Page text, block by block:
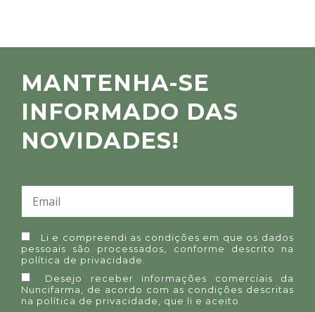
MANTENHA-SE
INFORMADO DAS
NOVIDADES!
Li e compreendi as condições em que os dados
pessoais são processados, conforme descrito na
política de privacidade
Desejo receber informações comerciais da
Nuncifarma, de acordo com as condições descritas
na política de privacidade
, que li e aceito.